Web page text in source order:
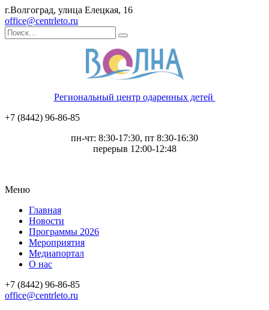
г.Волгоград, улица Елецкая, 16
office@centrleto.ru
Региональный центр одаренных детей
+7 (8442) 96-86-85
пн-чт: 8:30-17:30, пт 8:30-16:30
перерыв 12:00-12:48
Меню
Главная
Новости
Программы 2026
Мероприятия
Медиапортал
О нас
+7 (8442) 96-86-85
office@centrleto.ru